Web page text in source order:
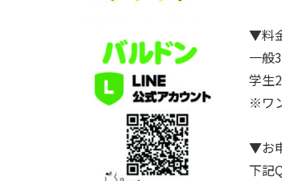
▼料
一般
学生
※ワ
▼お
下記